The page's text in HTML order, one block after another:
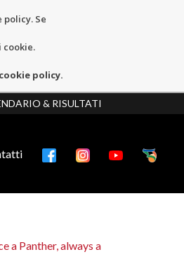
Se
cookie.
policy.
& RISULTATI
a Panther, always a